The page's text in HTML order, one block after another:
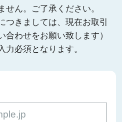
ん。ご了承ください。
つきましては、現在お取引
わせをお願い致します）
力必須となります。